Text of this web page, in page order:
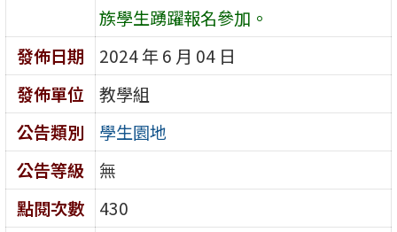
族學生踴躍報名參加。
發佈日期
2024 年 6 月 04 日
發佈單位
教學組
公告類別
學生園地
公告等級
無
點閱次數
430